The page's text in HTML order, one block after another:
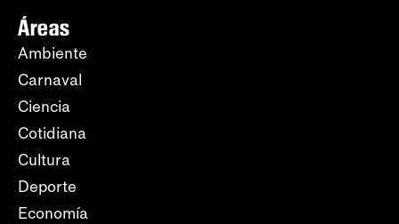
Áreas
Ambiente
Carnaval
Ciencia
Cotidiana
Cultura
Deporte
Economía